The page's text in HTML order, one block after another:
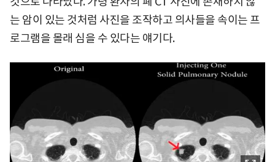
는 암이 있는 것처럼 사진을 조작하고 의사들을 속이는 프
로그램을 몰래 심을 수 있다는 얘기다.